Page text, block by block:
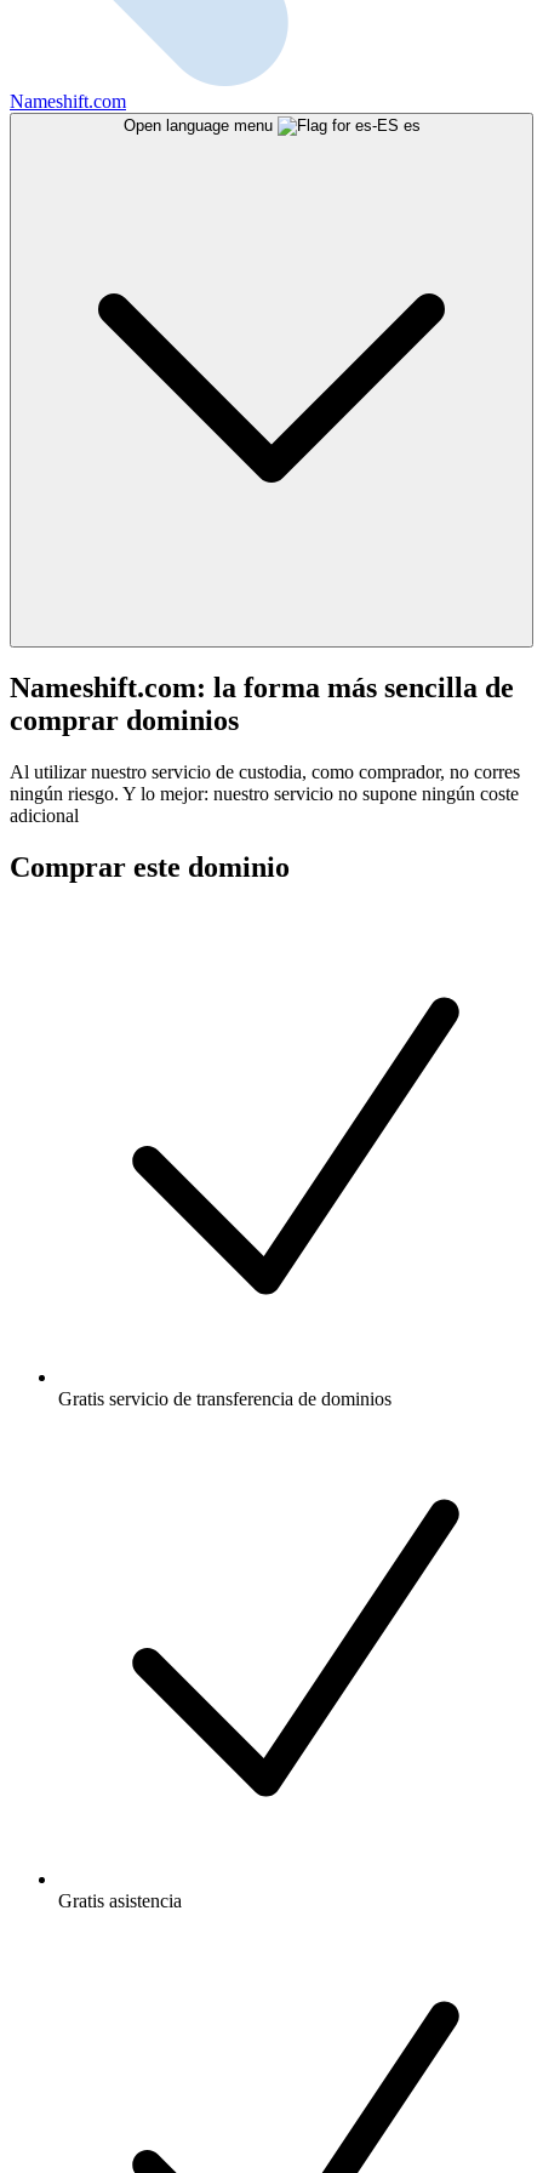
Nameshift.com
Open language menu es
Nameshift.com: la forma más sencilla de
comprar dominios
Al utilizar nuestro servicio de custodia, como comprador, no corres
ningún riesgo. Y lo mejor: nuestro servicio no supone ningún coste
adicional
Comprar este dominio
Gratis servicio de transferencia de dominios
Gratis asistencia